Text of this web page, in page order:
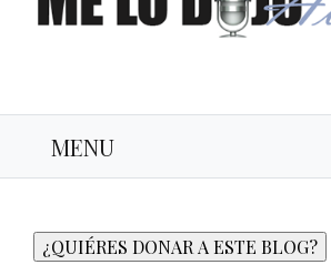
MENU